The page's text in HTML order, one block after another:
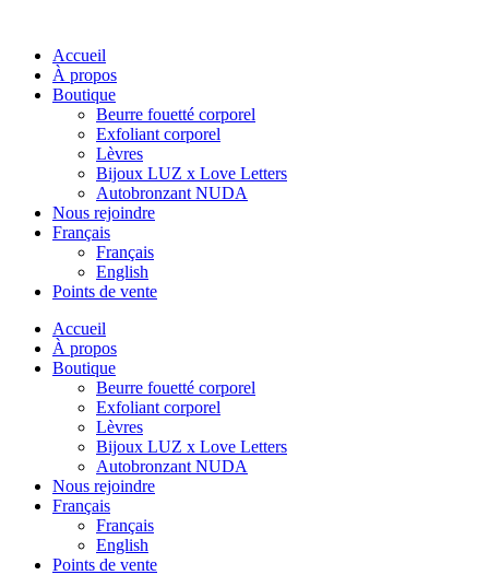
Accueil
À propos
Boutique
Beurre fouetté corporel
Exfoliant corporel
Lèvres
Bijoux LUZ x Love Letters
Autobronzant NUDA
Nous rejoindre
Français
Français
English
Points de vente
Accueil
À propos
Boutique
Beurre fouetté corporel
Exfoliant corporel
Lèvres
Bijoux LUZ x Love Letters
Autobronzant NUDA
Nous rejoindre
Français
Français
English
Points de vente